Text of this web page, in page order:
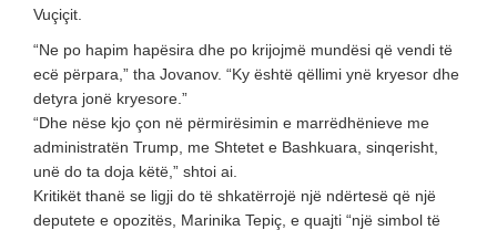
Vuçiçit.
“Ne po hapim hapësira dhe po krijojmë mundësi që vendi të
ecë përpara,” tha Jovanov. “Ky është qëllimi ynë kryesor dhe
detyra jonë kryesore.”
“Dhe nëse kjo çon në përmirësimin e marrëdhënieve me
administratën Trump, me Shtetet e Bashkuara, sinqerisht,
unë do ta doja këtë,” shtoi ai.
Kritikët thanë se ligji do të shkatërrojë një ndërtesë që një
deputete e opozitës, Marinika Tepiç, e quajti “një simbol të